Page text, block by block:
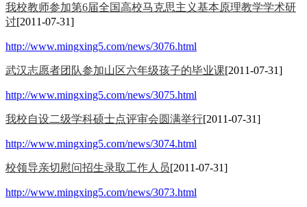
我校教师参加第6届全国高校马克思主义基本原理教学学术研
讨[2011-07-31]
http://www.mingxing5.com/news/3076.html
武汉志愿者团队参加山区六年级孩子的毕业课[2011-07-31]
http://www.mingxing5.com/news/3075.html
我校自设二级学科硕士点评审会圆满举行[2011-07-31]
http://www.mingxing5.com/news/3074.html
校领导亲切慰问招生录取工作人员[2011-07-31]
http://www.mingxing5.com/news/3073.html